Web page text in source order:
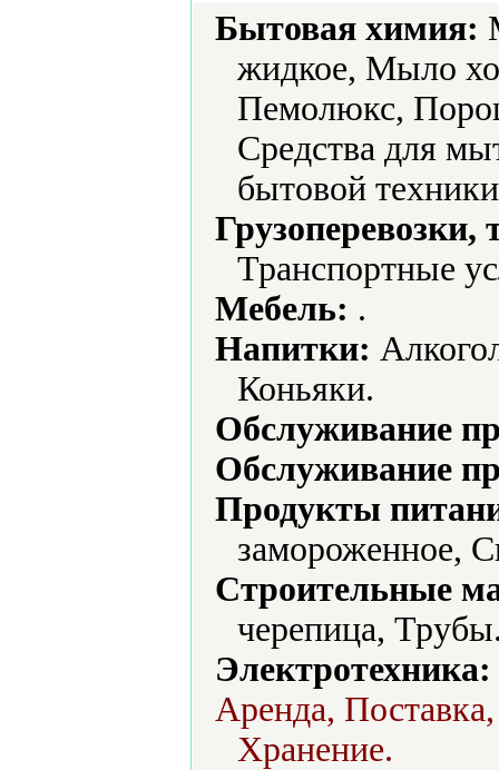
Бытовая химия:
жидкое, Мыло
Пемолюкс,
Средства для
бытовой
Транспортные
Мебель: .
Напитки:
Коньяки.
Обслуживание
Обслуживание
Продукты
замороженное,
Строительные
черепица,
Электротехника:
Аренда,
Хранение.